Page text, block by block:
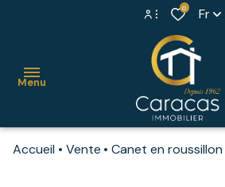
Espace
0 Fr
Menu
Accueil Vente Canet en roussillon